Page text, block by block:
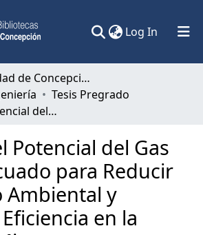
Log In (current)
Universidad de Concepción
Tesis Pregrado
Análisis del Potencial del Gas Natural Licuado para Reducir el Impacto Ambiental y Mejorar la Eficiencia en la Industria Minera.
Potencial del Gas
para Reducir
Ambiental y
en la